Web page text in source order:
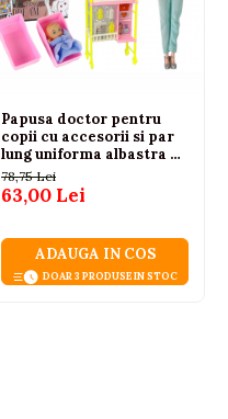
Papusa doctor pentru
copii cu accesorii si par
lung uniforma albastra 3
ani+
78,75 Lei
63,00 Lei
ADAUGA IN COS
DOAR 3 PRODUSE IN STOC